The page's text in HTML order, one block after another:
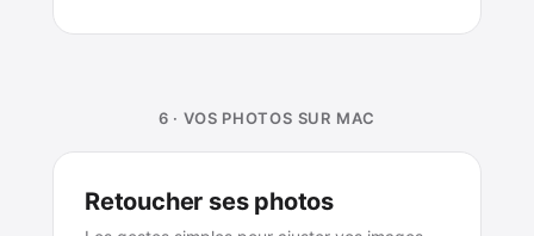
6 · VOS PHOTOS SUR MAC
Retoucher ses photos